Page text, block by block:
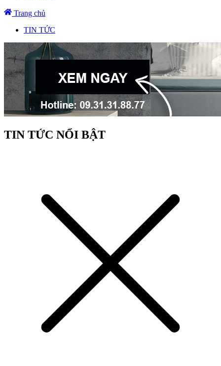
Trang chủ
TIN TỨC
TIN TỨC NỔI BẬT